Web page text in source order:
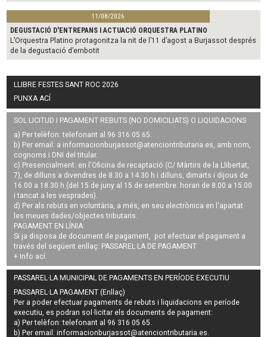
11/08/2026
DEGUSTACIÓ D'ENTREPANS I ACTUACIÓ ORQUESTRA PLATINO
L’Orquestra Platino protagonitza la nit de l’11 d’agost a Burjassot després
de la degustació d’embotit
LLIBRE FESTES SANT ROC 2026
PUNXA ACÍ
SOL·LICITUD I PAGAMENT REBUTS (NO DOMICILIATS) O LIQUIDACIONS
a) Per telèfon: telefonant al 96 316 05 65.
b) Per email: a informacionburjassot@atenciontributaria.es , amb nom,
cognoms i DNI del titular.
c) Presencialment: en l'Oficina de recaptació (C/ Màrtirs de la Llibertat,
7), de dilluns a divendres de 8.30 a 14.30 h i dilluns, dimarts i dijous de
16.00 a 18.30 h (del 15 de juny al 15 de setembre: horari de 8.00 a 15.00
i tancat a les vesprades).
d) Per als rebuts en voluntària, a més, en seu electrònica en l'apartat
les meues dades/objectes tributaris.
PAGAMENT EN LÍNIA:
Si ja disposa de document de pagament, pot efectuar el pagament a
través del següent enllaç: PASSAREL·LA DE PAGAMENT
+ Info ací
PASSAREL·LA MUNICIPAL DE PAGAMENTS EN PERÍODE EXECUTIU
PASSAREL·LA PAGAMENT (Enllaç)
Per a poder efectuar pagaments derebuts i liquidacions en període
executiu, es podran sol·licitar els documents de pagament:
a) Per telèfon: telefonant al 96 316 05 65.
b) Per email:informacionburjassot@atenciontributaria.es.